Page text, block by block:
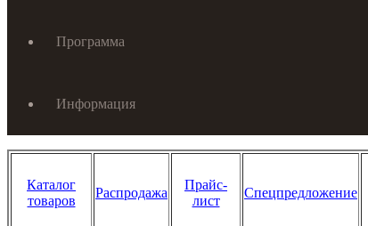
Программа
Информация
Каталог
товаров
Распродажа
Прайс-
лист
Спецпредложение